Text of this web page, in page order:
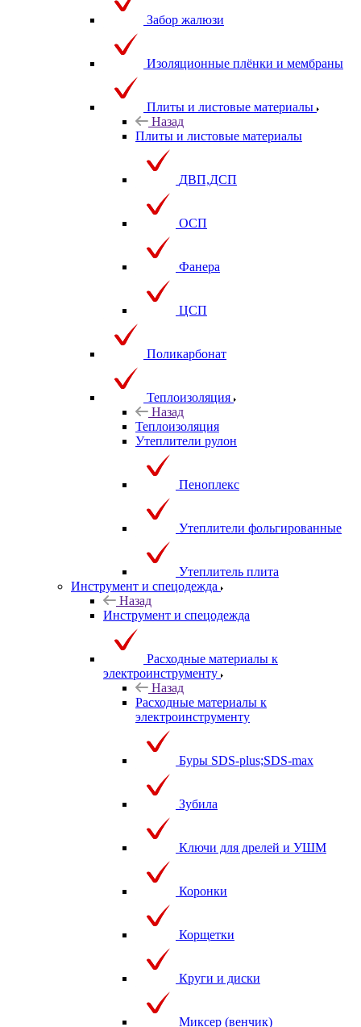
Забор жалюзи
Изоляционные плёнки и мембраны
Плиты и листовые материалы
Назад
Плиты и листовые материалы
ДВП,ДСП
ОСП
Фанера
ЦСП
Поликарбонат
Теплоизоляция
Назад
Теплоизоляция
Утеплители рулон
Пеноплекс
Утеплители фольгированные
Утеплитель плита
Инструмент и спецодежда
Назад
Инструмент и спецодежда
Расходные материалы к
электроинструменту
Назад
Расходные материалы к
электроинструменту
Буры SDS-plus;SDS-max
Зубила
Ключи для дрелей и УШМ
Коронки
Корщетки
Круги и диски
Миксер (венчик)